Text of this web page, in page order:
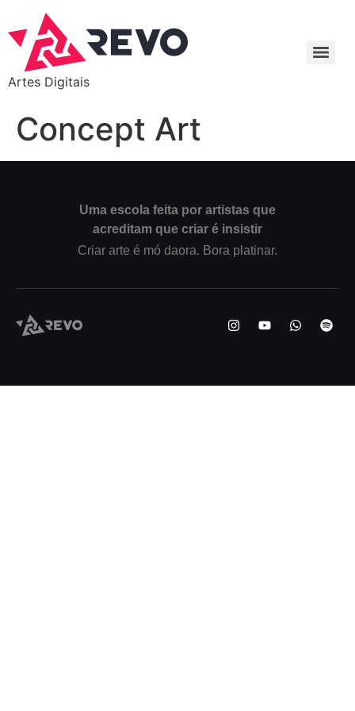
Artes Digitais
Concept Art
Uma escola feita por artistas que
acreditam que criar é insistir
Criar arte é mó daora. Bora platinar.